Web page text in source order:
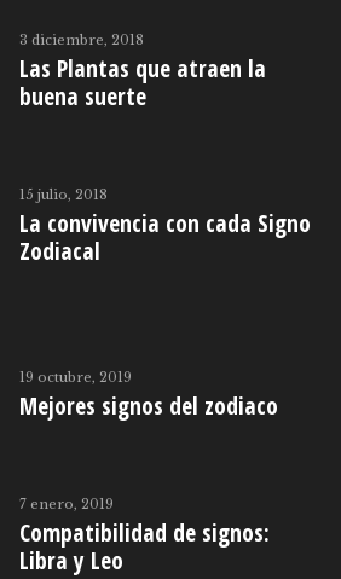
3 diciembre, 2018
Las Plantas que atraen la
buena suerte
15 julio, 2018
La convivencia con cada Signo
Zodiacal
19 octubre, 2019
Mejores signos del zodiaco
7 enero, 2019
Compatibilidad de signos:
Libra y Leo